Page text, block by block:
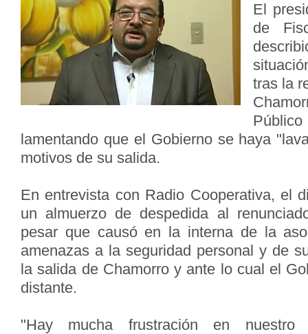
El
de
tras la
lamentando que el Gobierno se haya
motivos de su salida.
En entrevista con Radio Cooperativa, el
un almuerzo de despedida al
pesar que causó en la interna de la
amenazas a la seguridad personal y de
la salida de Chamorro y ante lo cual el
distante.
"Hay mucha frustración en nuestro